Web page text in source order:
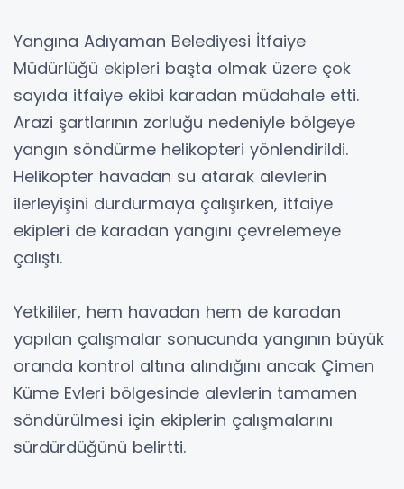
Yangına Adıyaman Belediyesi İtfaiye
Müdürlüğü ekipleri başta olmak üzere çok
sayıda itfaiye ekibi karadan müdahale etti.
Arazi şartlarının zorluğu nedeniyle bölgeye
yangın söndürme helikopteri yönlendirildi.
Helikopter havadan su atarak alevlerin
ilerleyişini durdurmaya çalışırken, itfaiye
ekipleri de karadan yangını çevrelemeye
çalıştı.
Yetkililer, hem havadan hem de karadan
yapılan çalışmalar sonucunda yangının büyük
oranda kontrol altına alındığını ancak Çimen
Küme Evleri bölgesinde alevlerin tamamen
söndürülmesi için ekiplerin çalışmalarını
sürdürdüğünü belirtti.